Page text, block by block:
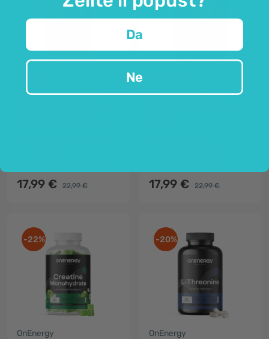
Kreatin monohidrat
17,99 € 22,99 €
L-glutamin – prah za
17,99 € 22,99 €
-22%
OnEnergy
-20%
OnEnergy
Da
Ne